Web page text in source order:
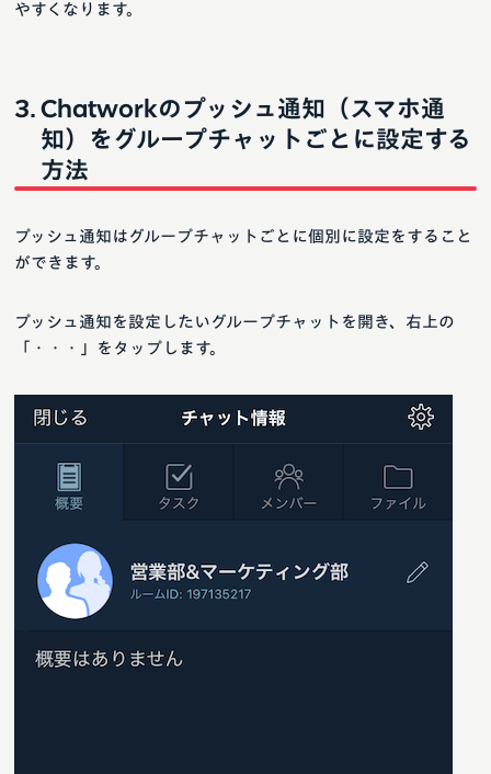
やすくなります。
Chatworkのプッシュ通知（スマホ通
知）をグループチャットごとに設定する
方法
プッシュ通知はグループチャットごとに個別に設定をすること
ができます。
プッシュ通知を設定したいグループチャットを開き、右上の
「・・・」をタップします。